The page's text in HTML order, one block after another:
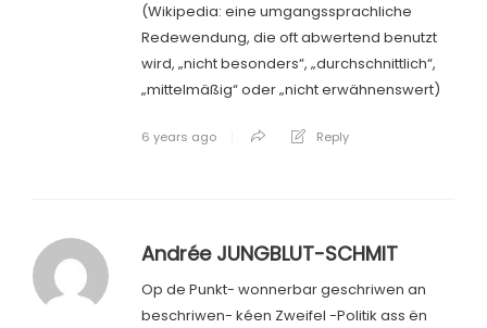
(Wikipedia: eine umgangssprachliche
Redewendung, die oft abwertend benutzt
wird, „nicht besonders“, „durchschnittlich“,
„mittelmäßig“ oder „nicht erwähnenswert)
6 years ago Reply
Andrée JUNGBLUT-SCHMIT
Op de Punkt- wonnerbar geschriwen an
beschriwen- kéen Zweifel -Politik ass ën